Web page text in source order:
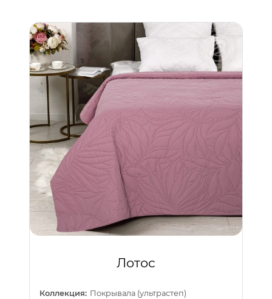
Лотос
Коллекция: Покрывала (ультрастеп)